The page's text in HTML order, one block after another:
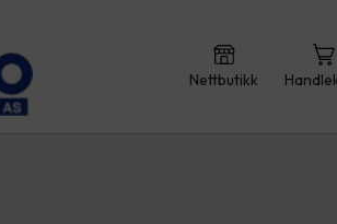
Nettbutikk